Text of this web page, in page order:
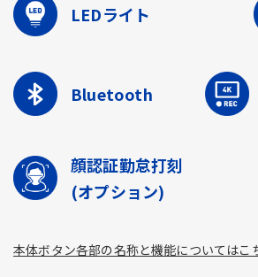
LEDライト
Bluetooth
顔認証勤怠打刻
(オプション)
本体ボタン各部の名称と機能についてはこ